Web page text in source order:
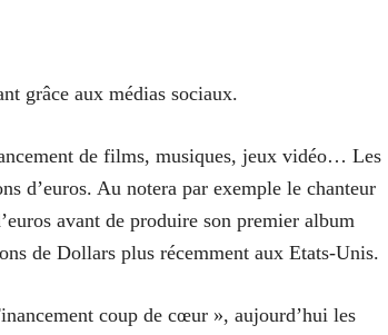
grâce aux médias sociaux.
de films, musiques, jeux vidéo… Les
d’euros. Au notera par exemple le chanteur
avant de produire son premier album
de Dollars plus récemment aux Etats-Unis.
coup de cœur », aujourd’hui les